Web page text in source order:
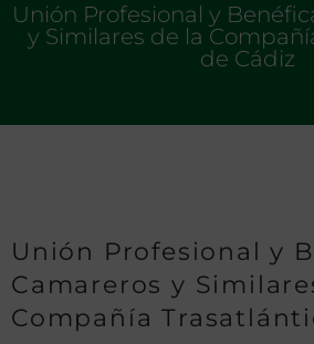
Unión Profesional y
y Similares de la
de Cádiz
Unión Profesional y
Camareros y
Compañía